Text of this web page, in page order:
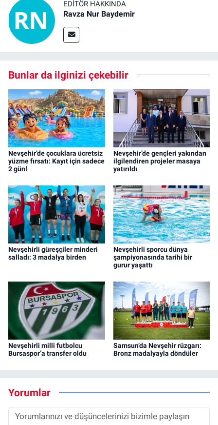
EDITÖR HAKKINDA
Ravza Nur Baydemir
Bunlar da ilginizi çekebilir
Nevşehir’de çocuklara ücretsiz
yüzme fırsatı: Kayıt için sadece
2 gün!
Nevşehir’de gençleri yakından
ilgilendiren projeler masaya
yatırıldı
Nevşehirli güreşçiler minderi
salladı: 3 madalya birden
Nevşehirli sporcu dünya
şampiyonasında tarihi bir
gurur yaşattı
Nevşehirli milli futbolcu
Bursaspor’a transfer oldu
Samsun’da Nevşehir rüzgarı:
Bronz madalyayla döndüler
Yorumlar